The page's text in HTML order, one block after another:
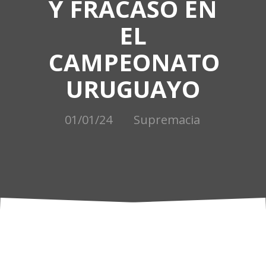
Y FRACASO EN
EL
CAMPEONATO
URUGUAYO
01/01/24 Supremacia